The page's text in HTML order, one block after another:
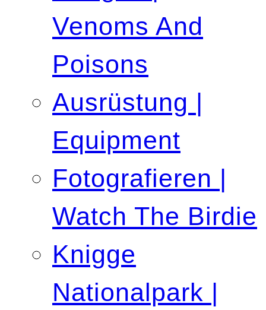
Venoms And
Poisons
Ausrüstung |
Equipment
Fotografieren |
Watch The Birdie
Knigge
Nationalpark |